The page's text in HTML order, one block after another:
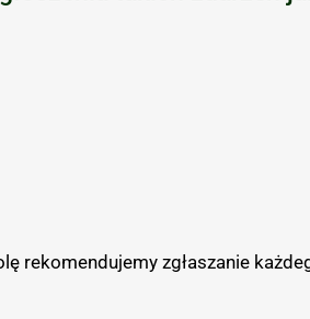
rekomendujemy zgłaszanie